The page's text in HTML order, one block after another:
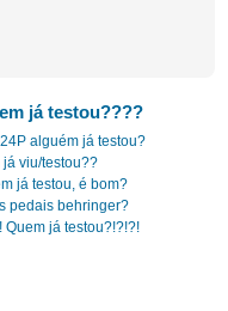
já testou????
alguém já testou?
viu/testou??
já testou, é bom?
pedais behringer?
Quem já testou?!?!?!